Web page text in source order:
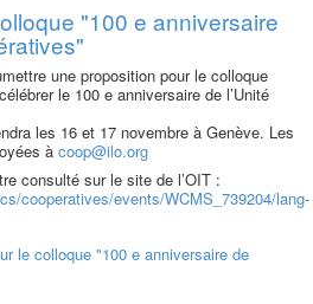
"100 e anniversaire
une proposition pour le colloque
le 100 e anniversaire de l’Unité
les 16 et 17 novembre à Genève. Les
à coop@ilo.org
consulté sur le site de l’OIT :
cooperatives/events/WCMS_739204/lang-
le colloque "100 e anniversaire de